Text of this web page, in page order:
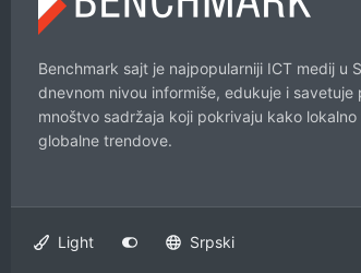
Benchmark sajt je najpopularniji ICT medij u
dnevnom nivou informiše, edukuje i savetuje
mnoštvo sadržaja koji pokrivaju kako
globalne trendove.
Light Srpski